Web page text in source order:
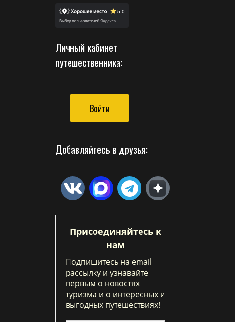
Личный кабинет
путешественника:
Войти
Добавляйтесь в друзья:
Присоединяйтесь к
нам
Подпишитесь на email
рассылку и узнавайте
первым о новостях
туризма и о интересных и
выгодных путешествиях!